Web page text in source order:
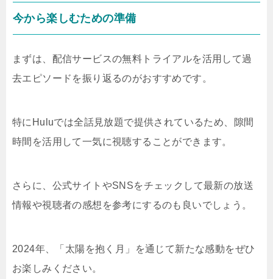
今から楽しむための準備
まずは、配信サービスの無料トライアルを活用して過
去エピソードを振り返るのがおすすめです。
特にHuluでは全話見放題で提供されているため、隙間
時間を活用して一気に視聴することができます。
さらに、公式サイトやSNSをチェックして最新の放送
情報や視聴者の感想を参考にするのも良いでしょう。
2024年、「太陽を抱く月」を通じて新たな感動をぜひ
お楽しみください。